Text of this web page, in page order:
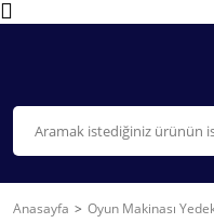
Anasayfa Oyun Makinası